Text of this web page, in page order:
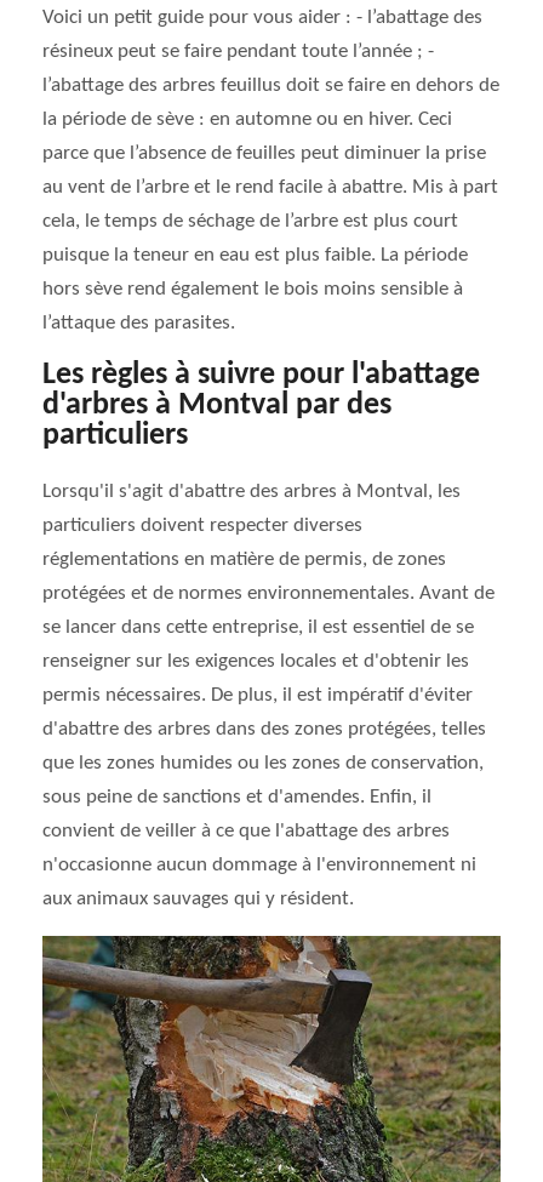
Voici un petit guide pour vous aider : - l’abattage des
résineux peut se faire pendant toute l’année ; -
l’abattage des arbres feuillus doit se faire en dehors de
la période de sève : en automne ou en hiver. Ceci
parce que l’absence de feuilles peut diminuer la prise
au vent de l’arbre et le rend facile à abattre. Mis à part
cela, le temps de séchage de l’arbre est plus court
puisque la teneur en eau est plus faible. La période
hors sève rend également le bois moins sensible à
l’attaque des parasites.
Les règles à suivre pour l'abattage
d'arbres à Montval par des
particuliers
Lorsqu'il s'agit d'abattre des arbres à Montval, les
particuliers doivent respecter diverses
réglementations en matière de permis, de zones
protégées et de normes environnementales. Avant de
se lancer dans cette entreprise, il est essentiel de se
renseigner sur les exigences locales et d'obtenir les
permis nécessaires. De plus, il est impératif d'éviter
d'abattre des arbres dans des zones protégées, telles
que les zones humides ou les zones de conservation,
sous peine de sanctions et d'amendes. Enfin, il
convient de veiller à ce que l'abattage des arbres
n'occasionne aucun dommage à l'environnement ni
aux animaux sauvages qui y résident.